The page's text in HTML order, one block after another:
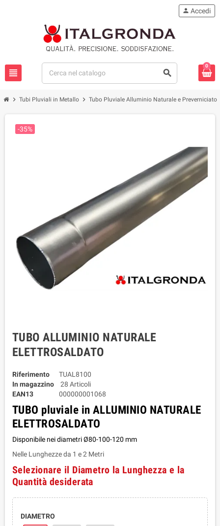
view_headline search
person Accedi
0
chevron_right Tubi Pluviali in Metallo chevron_right Tubo Pluviale Alluminio Naturale e Preverniciato
-35%
TUBO ALLUMINIO NATURALE
ELETTROSALDATO
Riferimento
TUAL8100
In magazzino
28 Articoli
EAN13
000000001068
TUBO pluviale in ALLUMINIO NATURALE
ELETTROSALDATO
Disponibile nei diametri Ø80-100-120 mm
Nelle Lunghezze da 1 e 2 Metri
Selezionare il Diametro la Lunghezza e la
Quantità desiderata
DIAMETRO